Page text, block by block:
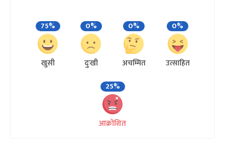
75%
खुसी
0%
दुःखी
0%
अचम्मित
0%
उत्साहित
25%
आक्रोशित